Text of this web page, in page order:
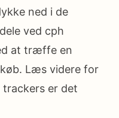
ned i de
ved cph
at træffe en
Læs videre for
er det